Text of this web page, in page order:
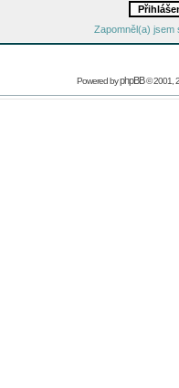
Zapomněl(a) jsem
Powered byphpBB© 2001,